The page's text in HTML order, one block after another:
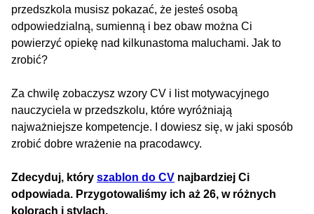
przedszkola musisz pokazać, że jesteś osobą
odpowiedzialną, sumienną i bez obaw można Ci
powierzyć opiekę nad kilkunastoma maluchami. Jak to
zrobić?
Za chwilę zobaczysz wzory CV i list motywacyjnego
nauczyciela w przedszkolu, które wyróżniają
najważniejsze kompetencje. I dowiesz się, w jaki sposób
zrobić dobre wrażenie na pracodawcy.
Zdecyduj, który szablon do CV najbardziej Ci
odpowiada. Przygotowaliśmy ich aż 26, w różnych
kolorach i stylach.